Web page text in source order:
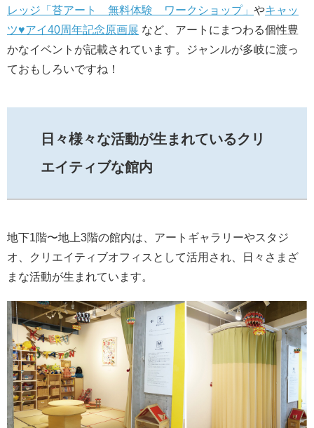
レッジ「苔アート 無料体験 ワークショップ」 やキャッ
ツ♥アイ40周年記念原画展 など、アートにまつわる個性豊
かなイベントが記載されています。ジャンルが多岐に渡っ
ておもしろいですね！
日々様々な活動が生まれているクリ
エイティブな館内
地下1階〜地上3階の館内は、アートギャラリーやスタジ
オ、クリエイティブオフィスとして活用され、日々さまざ
まな活動が生まれています。